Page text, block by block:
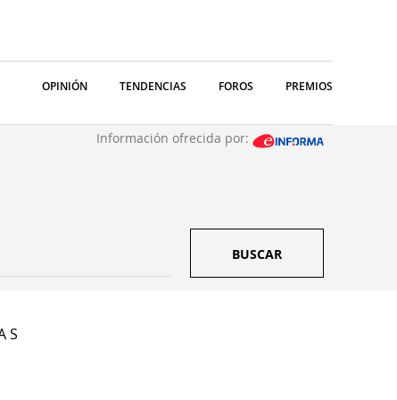
OPINIÓN TENDENCIAS FOROS PREMIOS
Información ofrecida por:
BUSCAR
S